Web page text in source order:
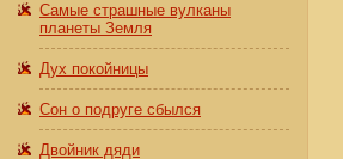
Самые страшные вулканы
планеты Земля
Дух покойницы
Сон о подруге сбылся
Двойник дяди